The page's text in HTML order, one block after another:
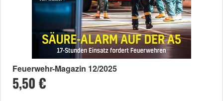
Feuerwehr-Magazin 12/2025
5,50 €